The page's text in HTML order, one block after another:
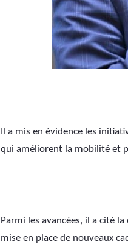
Il a mis en évidence les
qui améliorent la mobilité et
Parmi les avancées, il a cité
mise en place de nouveaux